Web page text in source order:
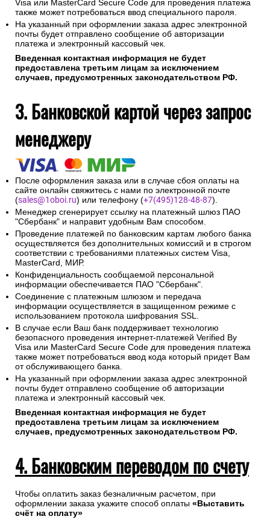
Visa или MasterCard Secure Code для проведения платежа
также может потребоваться ввод специального пароля.
На указанный при оформлении заказа адрес электронной
почты будет отправлено сообщение об авторизации
платежа и электронный кассовый чек.
Введенная контактная информация не будет
предоставлена третьим лицам за исключением
случаев, предусмотренных законодательством РФ.
3. Банковской картой через запрос
менеджеру
После оформления заказа или в случае сбоя оплаты на
сайте онлайн свяжитесь с нами по электронной почте
(sales@1oboi.ru) или телефону (+7(495)128-48-87).
Менеджер сгенерирует ссылку на платежный шлюз ПАО
"Сбербанк" и направит удобным Вам способом.
Проведение платежей по банковским картам любого банка
осуществляется без дополнительных комиссий и в строгом
соответствии с требованиями платежных систем Visa,
MasterCard, МИР.
Конфиденциальность сообщаемой персональной
информации обеспечивается ПАО "Сбербанк".
Соединение с платежным шлюзом и передача
информации осуществляется в защищенном режиме с
использованием протокола шифрования SSL.
В случае если Ваш банк поддерживает технологию
безопасного проведения интернет-платежей Verified By
Visa или MasterCard Secure Code для проведения платежа
также может потребоваться ввод кода который придет Вам
от обслуживающего банка.
На указанный при оформлении заказа адрес электронной
почты будет отправлено сообщение об авторизации
платежа и электронный кассовый чек.
Введенная контактная информация не будет
предоставлена третьим лицам за исключением
случаев, предусмотренных законодательством РФ.
4. Банковским переводом по счету
Чтобы оплатить заказ безналичным расчетом, при
оформлении заказа укажите способ оплаты «Выставить
счёт на оплату»